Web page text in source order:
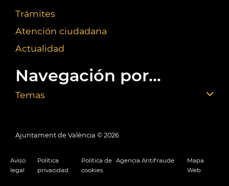
Trámites
Atención ciudadana
Actualidad
Navegación por...
Temas
Ajuntament de València © 2026
Aviso
legal
Política
privacidad
Política de
cookies
Agencia Antifraude
Mapa
Web